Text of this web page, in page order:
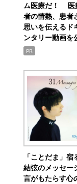
ム医療だ！ 医
者の情熱、患者
思いを伝えるド
ンタリー動画を
PR
「ことだま」宿
結弦のメッセ
言がもたらす心